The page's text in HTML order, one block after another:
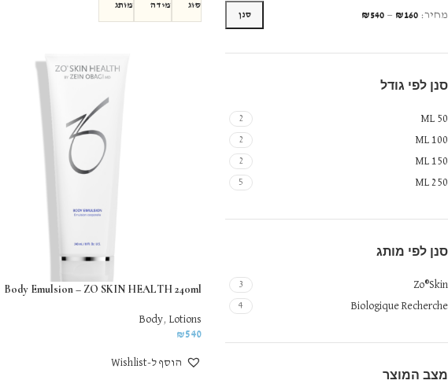
סנן מחיר: ₪160
—
₪540
סנן לפי גודל
50 ML
2
100 ML
2
150 ML
2
250 ML
5
סנן לפי מותג
Zo®Skin
3
Biologique Recherche
4
מצב המוצר
סוג מידה מותג
Body Emulsion – ZO SKIN HEALTH 240ml
Body, Lotions
₪540
הוסף ל-Wishlist